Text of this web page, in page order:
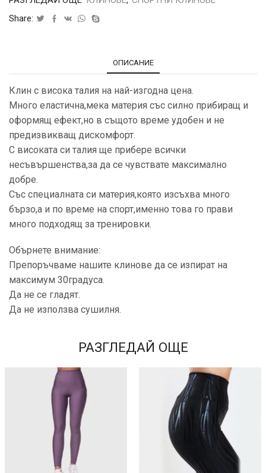
Share:
ОПИСАНИЕ
Клин с висока талия на най-изгодна цена.
Много еластична,мека материя със силно прибиращ и
оформящ ефект,но в същото време удобен и не
предизвикващ дискомфорт.
С високата си талия ще прибере всички
несъвършенства,за да се чувствате максимално
добре.
Със специалната си материя,която изсъхва много
бързо,а и по време на спорт,именно това го прави
много подходящ за тренировки.
Обърнете внимание:
Препоръчваме нашите клинове да се изпират на
максимум 30градуса.
Да не се гладят.
Да не използва сушилня.
РАЗГЛЕДАЙ ОЩЕ